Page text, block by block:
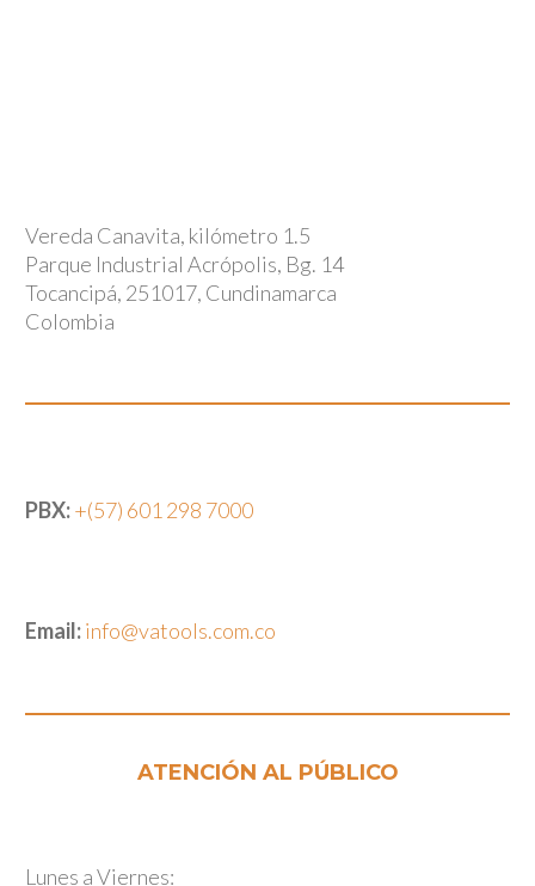
Vereda Canavita, kilómetro 1.5
Parque Industrial Acrópolis, Bg. 14
Tocancipá, 251017, Cundinamarca
Colombia
PBX:+(57) 601 298 7000
Email:info@vatools.com.co
ATENCIÓN AL PÚBLICO
Lunes a Viernes: